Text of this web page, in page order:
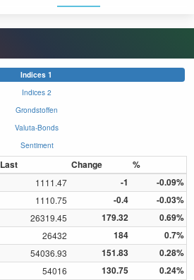
Indices 1
Indices 2
Grondstoffen
Valuta-Bonds
Sentiment
Last Change
%
1111.47 -1
-0.09%
1110.75 -0.4
-0.03%
26319.45 179.32
0.69%
26432 184
0.7%
54036.93 151.83
0.28%
54016 130.75
0.24%